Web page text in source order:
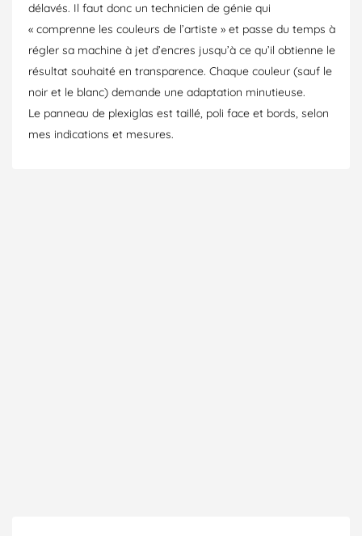
délavés. Il faut donc un technicien de génie qui
« comprenne les couleurs de l’artiste » et passe du temps à
régler sa machine à jet d’encres jusqu’à ce qu’il obtienne le
résultat souhaité en transparence. Chaque couleur (sauf le
noir et le blanc) demande une adaptation minutieuse.
Le panneau de plexiglas est taillé, poli face et bords, selon
mes indications et mesures.